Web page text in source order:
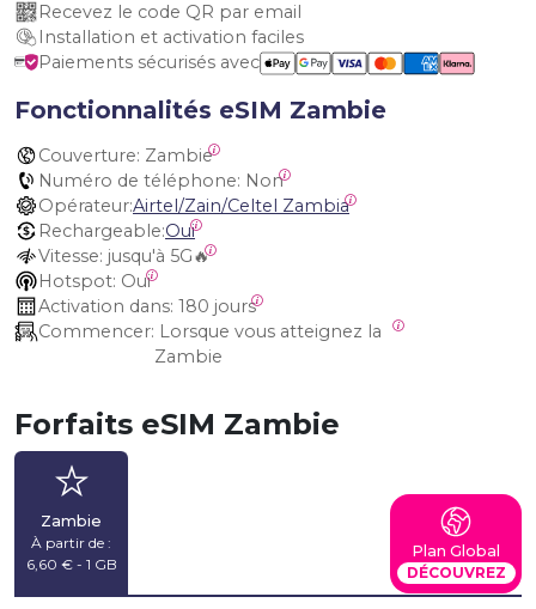
Recevez le code QR par email
Installation et activation faciles
Paiements sécurisés avec
Fonctionnalités eSIM Zambie
Couverture: Zambie
Numéro de téléphone: Non
Opérateur:Airtel/Zain/Celtel Zambia
Rechargeable:Oui
Vitesse: jusqu'à 5G🔥
Hotspot: Oui
Activation dans: 180 jours
Commencer:
Zambie
Forfaits eSIM Zambie
Zambie
À partir de :
6,60 € - 1 GB
Plan Global
DÉCOUVREZ